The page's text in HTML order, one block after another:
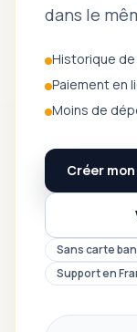
dans le
Historique
Paiement en
Moins de
Créer
Sans carte
Support en